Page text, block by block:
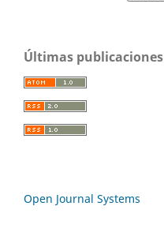
Últimas publicaciones
Open Journal Systems